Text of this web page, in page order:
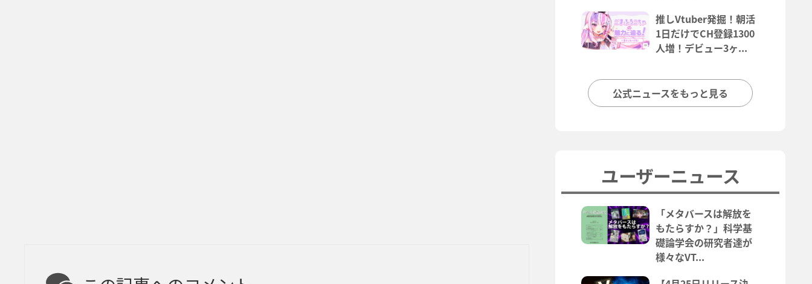
推しVtuber発掘！朝活
1日だけでCH登録1300
人増！デビュー3ヶ...
公式ニュースをもっと見る
ユーザーニュース
「メタバースは解放を
もたらすか？」科学基
礎論学会の研究者達が
様々なVT...